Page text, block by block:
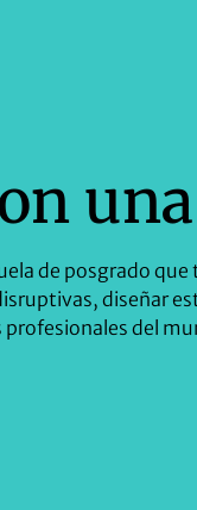
de posgrado
diseñar
del